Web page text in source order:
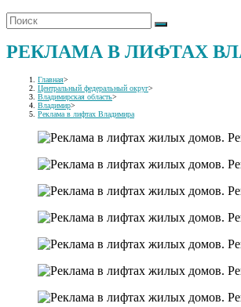
РЕКЛАМА В ЛИФТАХ
Главная>
Центральный федеральный округ>
Владимирская область>
Владимир>
Реклама в лифтах Владимира